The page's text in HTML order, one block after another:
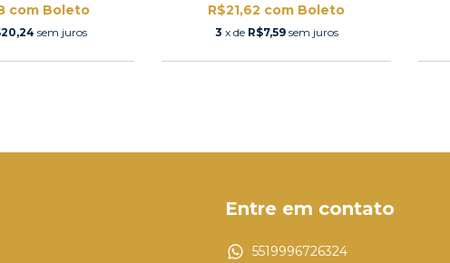
com Boleto
sem juros
R$21,62 com Boleto
3 x de R$7,59 sem juros
Entre em contato
5519996726324